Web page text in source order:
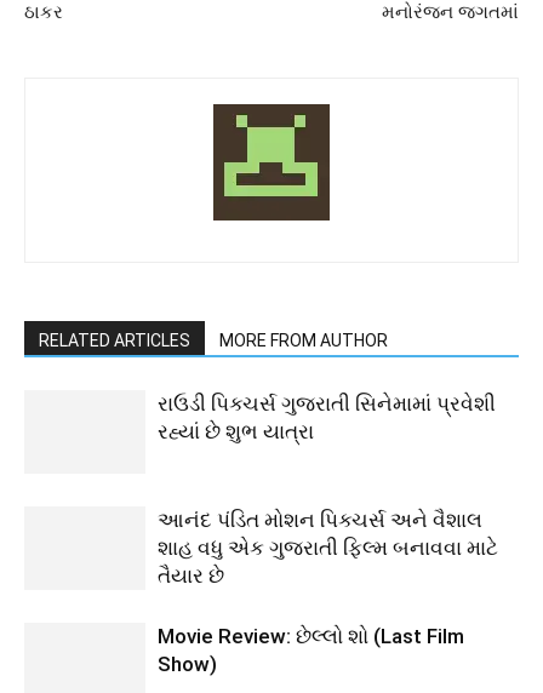
ઠાકર
મનોરંજન જગતમાં
RELATED ARTICLES MORE FROM AUTHOR
રાઉડી પિક્ચર્સ ગુજરાતી સિનેમામાં પ્રવેશી
રહ્યાં છે શુભ યાત્રા
આનંદ પંડિત મોશન પિક્ચર્સ અને વૈશાલ
શાહ વધુ એક ગુજરાતી ફિલ્મ બનાવવા માટે
તૈયાર છે
Movie Review: છેલ્લો શો (Last Film
Show)